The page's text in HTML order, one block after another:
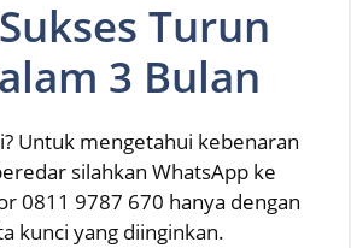
Turun
3 Bulan
Untuk mengetahui kebenaran
silahkan WhatsApp ke
0811 9787 670 hanya dengan
kunci yang diinginkan.